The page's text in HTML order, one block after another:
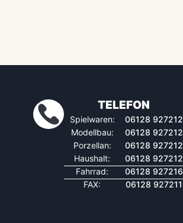
TELEFON
Spielwaren:
06128 927212
Modellbau:
06128 927212
Porzellan:
06128 927212
Haushalt:
06128 927212
Fahrrad:
06128 927216
FAX:
06128 927211